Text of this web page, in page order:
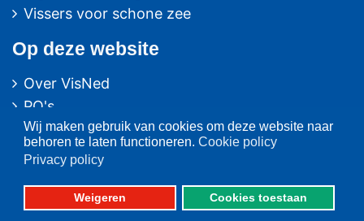
Wij maken gebruik van cookies om deze website naar
behoren te laten functioneren. Cookie policy
Privacy policy
Weigeren Cookies toestaan
Vissers voor schone zee
Op deze website
Over VisNed
PO's
Vertegenwoordiging
Contact
Contactinformatie